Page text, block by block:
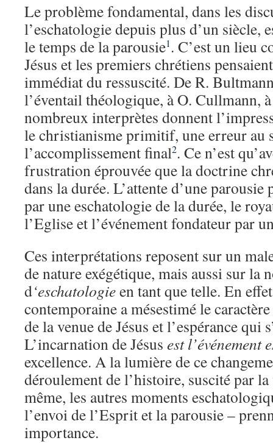
Le problème fondamental, dans les
l’eschatologie depuis plus d’un siècle,
le temps de la parousie1 . C’est un lieu
Jésus et les premiers chrétiens
immédiat du ressuscité. De R.
l’éventail théologique, à O. Cullmann,
nombreux interprètes donnent
le christianisme primitif, une erreur au
l’accomplissement final2. Ce n’est
frustration éprouvée que la doctrine
dans la durée. L’attente d’une parousie
par une eschatologie de la durée, le
l’Eglise et l’événement fondateur par
Ces interprétations reposent sur un
de nature exégétique, mais aussi sur la
d‘eschatologieen tant que telle. En
contemporaine a mésestimé le
de la venue de Jésus et l’espérance qui
L’incarnation de Jésus est l’événement
excellence. A la lumière de ce
déroulement de l’histoire, suscité par
même, les autres moments
l’envoi de l’Esprit et la parousie –
importance.